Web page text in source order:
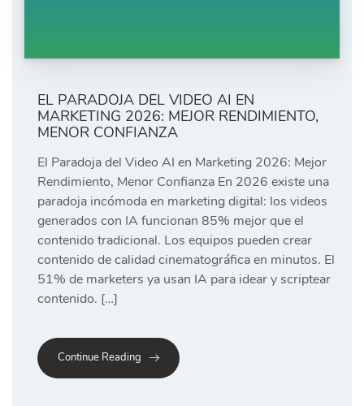
EL PARADOJA DEL VIDEO AI EN
MARKETING 2026: MEJOR RENDIMIENTO,
MENOR CONFIANZA
El Paradoja del Video AI en Marketing 2026: Mejor
Rendimiento, Menor Confianza En 2026 existe una
paradoja incómoda en marketing digital: los videos
generados con IA funcionan 85% mejor que el
contenido tradicional. Los equipos pueden crear
contenido de calidad cinematográfica en minutos. El
51% de marketers ya usan IA para idear y scriptear
contenido. […]
Continue Reading